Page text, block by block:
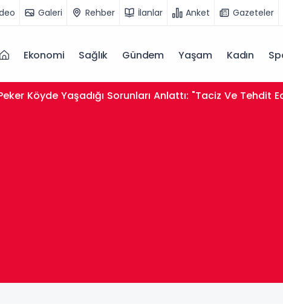
Galeri Rehber İlanlar Anket Gazeteler
Ekonomi Sağlık Gündem Yaşam Kadın
Köyde Yaşadığı Sorunları Anlattı: "Taciz Ve Tehdit